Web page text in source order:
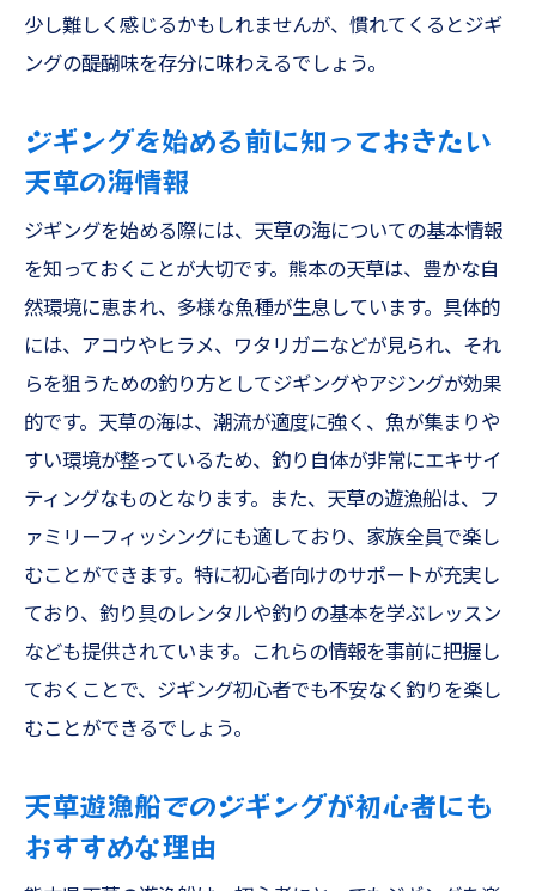
少し難しく感じるかもしれませんが、慣れてくるとジギ
ングの醍醐味を存分に味わえるでしょう。
ジギングを始める前に知っておきたい
天草の海情報
ジギングを始める際には、天草の海についての基本情報
を知っておくことが大切です。熊本の天草は、豊かな自
然環境に恵まれ、多様な魚種が生息しています。具体的
には、アコウやヒラメ、ワタリガニなどが見られ、それ
らを狙うための釣り方としてジギングやアジングが効果
的です。天草の海は、潮流が適度に強く、魚が集まりや
すい環境が整っているため、釣り自体が非常にエキサイ
ティングなものとなります。また、天草の遊漁船は、フ
ァミリーフィッシングにも適しており、家族全員で楽し
むことができます。特に初心者向けのサポートが充実し
ており、釣り具のレンタルや釣りの基本を学ぶレッスン
なども提供されています。これらの情報を事前に把握し
ておくことで、ジギング初心者でも不安なく釣りを楽し
むことができるでしょう。
天草遊漁船でのジギングが初心者にも
おすすめな理由